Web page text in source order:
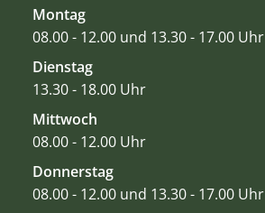
Montag
08.00 - 12.00 und 13.30 - 17.00 Uhr
Dienstag
13.30 - 18.00 Uhr
Mittwoch
08.00 - 12.00 Uhr
Donnerstag
08.00 - 12.00 und 13.30 - 17.00 Uhr